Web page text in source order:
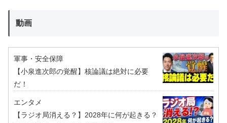
動画
軍事・安全保障
【小泉進次郎の覚醒】核論議は絶対に必要
だ！
エンタメ
【ラジオ局消える？】2028年に何が起きる？